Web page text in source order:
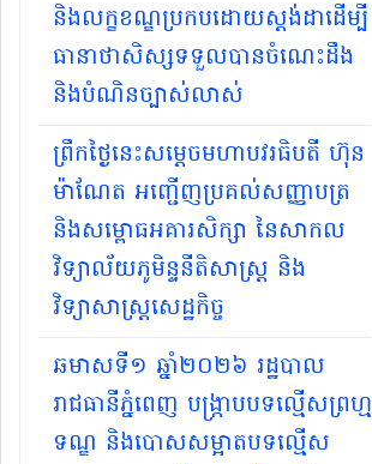
និងលក្ខខណ្ឌប្រកបដោយស្តង់ដាដើម្បី
ធានាថាសិស្សទទួលបានចំណេះដឹង
និងបំណិនច្បាស់លាស់
ព្រឹកថ្ងៃនេះសម្តេចមហាបវរធិបតី ហ៊ុន
ម៉ាណែត អញ្ជើញប្រគល់សញ្ញាបត្រ
និងសម្ពោធអគារសិក្សា នៃសាកល
វិទ្យាល័យភូមិន្ទនីតិសាស្ត្រ និង
វិទ្យាសាស្ត្រសេដ្ឋកិច្ច
ឆមាសទី១ ឆ្នាំ២០២៦​ រដ្ឋបាល
រាជធានីភ្នំពេញ បង្ក្រាបបទល្មើសព្រហ្ម
ទណ្ឌ និងបោសសម្អាតបទល្មើស